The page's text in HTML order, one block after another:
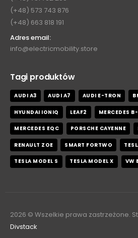
(+48) 573 743 876
(+48) 663 818 191
Adres email:
info@electricmobility.store
Tagi produktów
AUDI A3 AUDI A7 AUDI E-TRON
HYUNDAI IONIQ LEAF2 MERCEDES
MERCEDES EQC PORSCHE CAYENNE
RENAULT ZOE SMART FORTWO
TESLA MODEL S TESLA MODEL X VW
2026 © Wszelkie prawa zastrzeżone.
Divstack